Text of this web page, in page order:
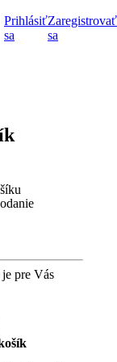
Prihlásiť
sa
Zaregistrovať
sa
cena košíku
pre Vás